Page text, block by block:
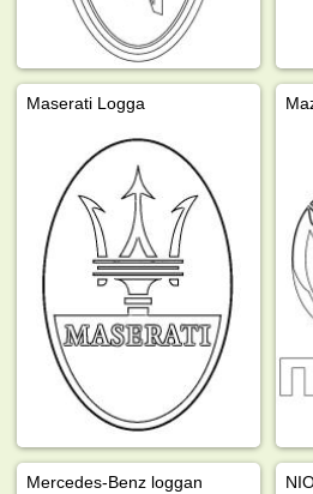
Maserati Logga
Mercedes-Benz loggan